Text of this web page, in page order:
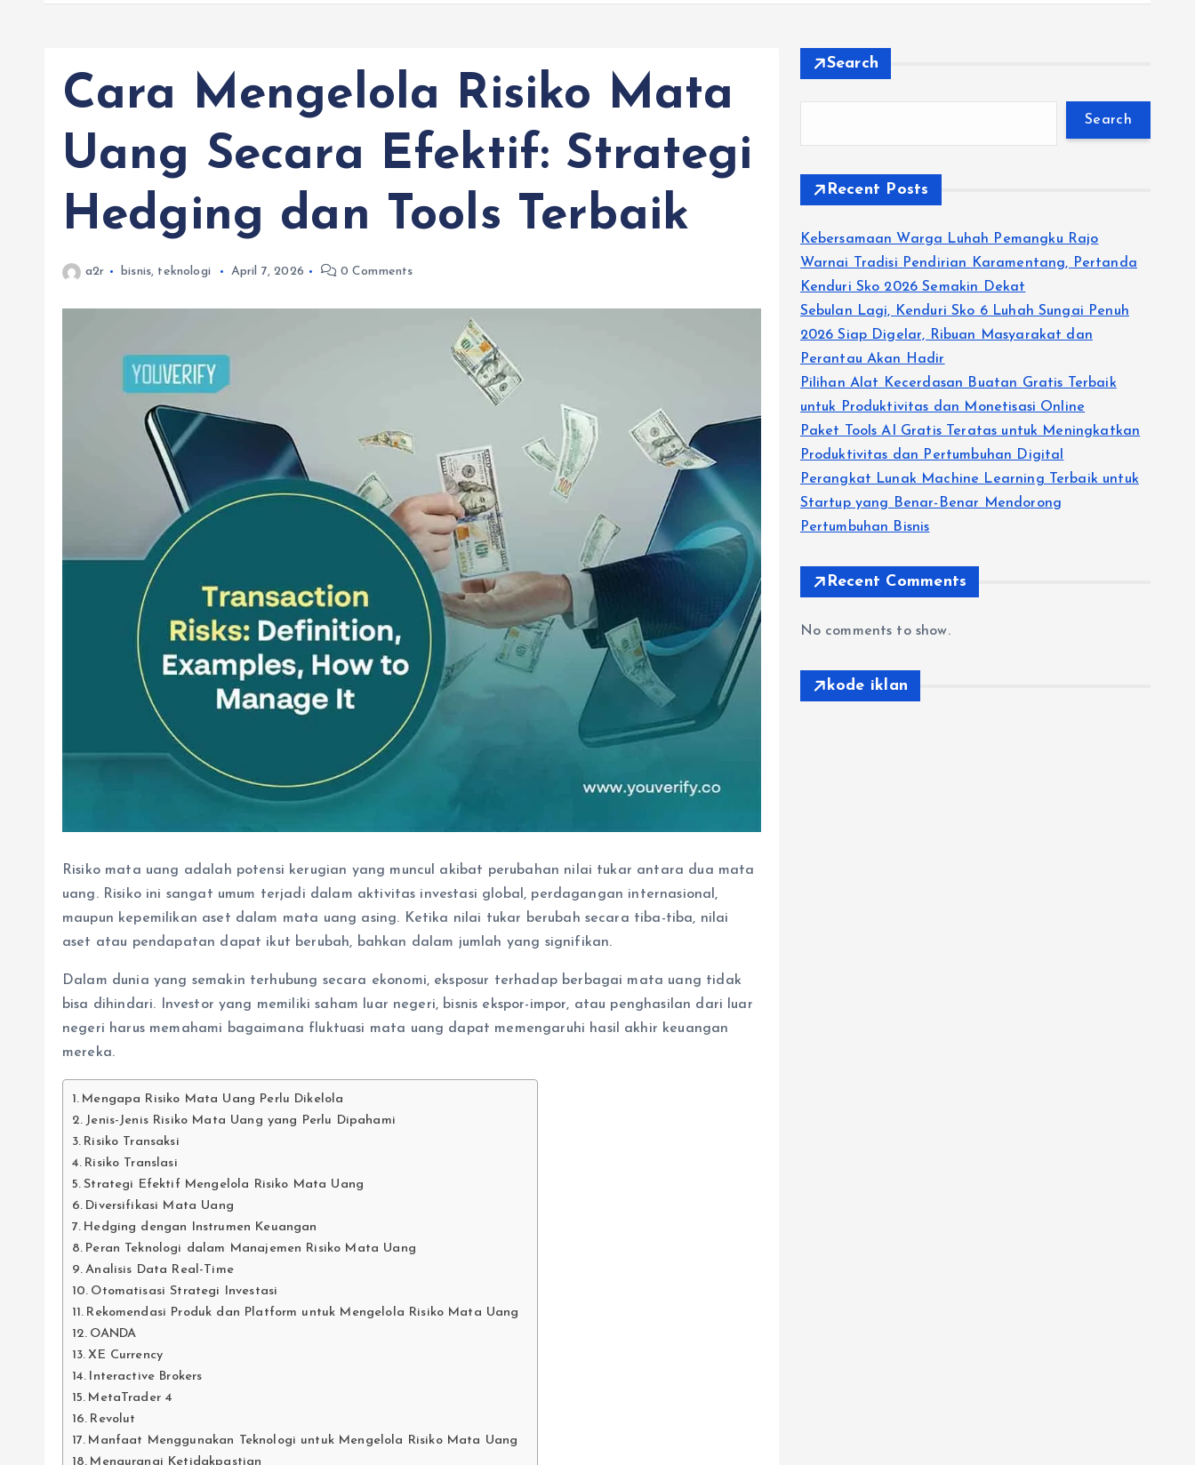
Cara Mengelola Risiko Mata
Uang Secara Efektif: Strategi
Hedging dan Tools Terbaik
a2r bisnis, teknologi April 7, 2026 0 Comments
Risiko mata uang adalah potensi kerugian yang muncul akibat perubahan nilai tukar antara dua mata
uang. Risiko ini sangat umum terjadi dalam aktivitas investasi global, perdagangan internasional,
maupun kepemilikan aset dalam mata uang asing. Ketika nilai tukar berubah secara tiba-tiba, nilai
aset atau pendapatan dapat ikut berubah, bahkan dalam jumlah yang signifikan.
Dalam dunia yang semakin terhubung secara ekonomi, eksposur terhadap berbagai mata uang tidak
bisa dihindari. Investor yang memiliki saham luar negeri, bisnis ekspor-impor, atau penghasilan dari luar
negeri harus memahami bagaimana fluktuasi mata uang dapat memengaruhi hasil akhir keuangan
mereka.
Mengapa Risiko Mata Uang Perlu Dikelola
Jenis-Jenis Risiko Mata Uang yang Perlu Dipahami
Risiko Transaksi
Risiko Translasi
Strategi Efektif Mengelola Risiko Mata Uang
Diversifikasi Mata Uang
Hedging dengan Instrumen Keuangan
Peran Teknologi dalam Manajemen Risiko Mata Uang
Analisis Data Real-Time
Otomatisasi Strategi Investasi
Rekomendasi Produk dan Platform untuk Mengelola Risiko Mata Uang
OANDA
XE Currency
Interactive Brokers
MetaTrader 4
Revolut
Manfaat Menggunakan Teknologi untuk Mengelola Risiko Mata Uang
Mengurangi Ketidakpastian
Search
Search
Recent Posts
Kebersamaan Warga Luhah Pemangku Rajo
Warnai Tradisi Pendirian Karamentang, Pertanda
Kenduri Sko 2026 Semakin Dekat
Sebulan Lagi, Kenduri Sko 6 Luhah Sungai Penuh
2026 Siap Digelar, Ribuan Masyarakat dan
Perantau Akan Hadir
Pilihan Alat Kecerdasan Buatan Gratis Terbaik
untuk Produktivitas dan Monetisasi Online
Paket Tools AI Gratis Teratas untuk Meningkatkan
Produktivitas dan Pertumbuhan Digital
Perangkat Lunak Machine Learning Terbaik untuk
Startup yang Benar-Benar Mendorong
Pertumbuhan Bisnis
Recent Comments
No comments to show.
kode iklan